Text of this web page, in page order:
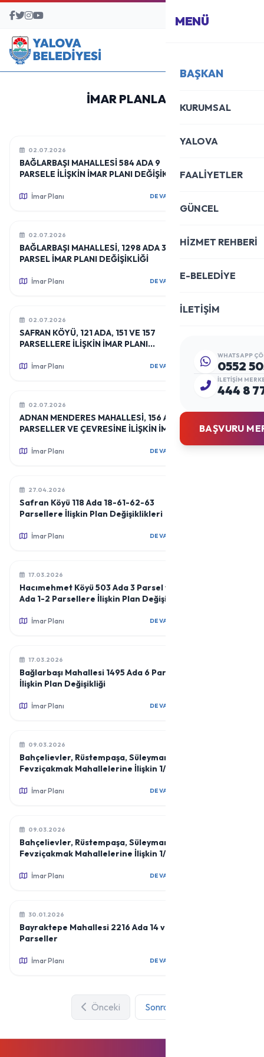
BAŞVURU MERKEZİ
MENÜ
BAŞKAN
KURUMSAL
YALOVA
FAALİYETLER
GÜNCEL
HİZMET REHBERİ
E-BELEDİYE
İLETİŞİM
WHATSAPP
0552
İLETIŞIM
444 8
BAŞVURU
İMAR PLANLARI
02.07.2026
BAĞLARBAŞI MAHALLESİ 584 ADA 9
PARSELE İLİŞKİN İMAR PLANI DEĞİŞİKLİĞİ
İmar Planı DEVAMINI OKU
02.07.2026
BAĞLARBAŞI MAHALLESİ, 1298 ADA 3
PARSEL İMAR PLANI DEĞİŞİKLİĞİ
İmar Planı DEVAMINI OKU
02.07.2026
SAFRAN KÖYÜ, 121 ADA, 151 VE 157
PARSELLERE İLİŞKİN İMAR PLANI
İmar Planı DEVAMINI OKU
02.07.2026
ADNAN MENDERES MAHALLESİ, 156 ADA 1 ,2
PARSELLER VE ÇEVRESİNE İLİŞKİN İMAR
İmar Planı DEVAMINI OKU
27.04.2026
Safran Köyü 118 Ada 18-61-62-63
Parsellere İlişkin Plan Değişiklikleri
İmar Planı DEVAMINI OKU
17.03.2026
Hacımehmet Köyü 503 Ada 3 Parsel ve 284
Ada 1-2 Parsellere İlişkin Plan Değişiklikleri
İmar Planı DEVAMINI OKU
17.03.2026
Bağlarbaşı Mahallesi 1495 Ada 6 Parsele
İlişkin Plan Değişikliği
İmar Planı DEVAMINI OKU
09.03.2026
Bahçelievler, Rüstempaşa, Süleymanbey ve
Fevziçakmak Mahallelerine İlişkin 1/5000
İmar Planı DEVAMINI OKU
09.03.2026
Bahçelievler, Rüstempaşa, Süleymanbey ve
Fevziçakmak Mahallelerine İlişkin 1/1000
İmar Planı DEVAMINI OKU
30.01.2026
Bayraktepe Mahallesi 2216 Ada 14 ve 15
Parseller
İmar Planı DEVAMINI OKU
Önceki Sonraki